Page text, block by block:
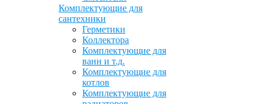
Комплектующие для
сантехники
Герметики
Коллектора
Комплектующие для
ванн и т.д.
Комплектующие для
котлов
Комплектующие для